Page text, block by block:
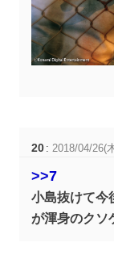
20 :2018/04/26(
>>7
小島抜けて今
が渾身のクソ